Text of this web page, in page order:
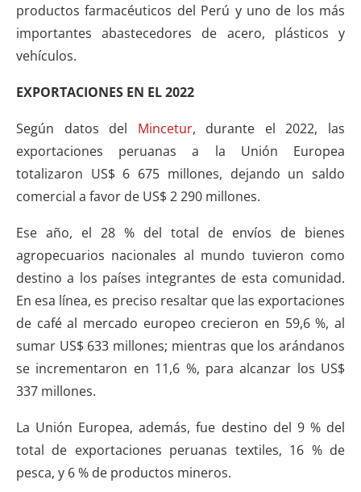
productos farmacéuticos del Perú y uno de los más
importantes abastecedores de acero, plásticos y
vehículos.
EXPORTACIONES EN EL 2022
Según datos del Mincetur, durante el 2022, las
exportaciones peruanas a la Unión Europea
totalizaron US$ 6 675 millones, dejando un saldo
comercial a favor de US$ 2 290 millones.
Ese año, el 28 % del total de envíos de bienes
agropecuarios nacionales al mundo tuvieron como
destino a los países integrantes de esta comunidad.
En esa línea, es preciso resaltar que las exportaciones
de café al mercado europeo crecieron en 59,6 %, al
sumar US$ 633 millones; mientras que los arándanos
se incrementaron en 11,6 %, para alcanzar los US$
337 millones.
La Unión Europea, además, fue destino del 9 % del
total de exportaciones peruanas textiles, 16 % de
pesca, y 6 % de productos mineros.